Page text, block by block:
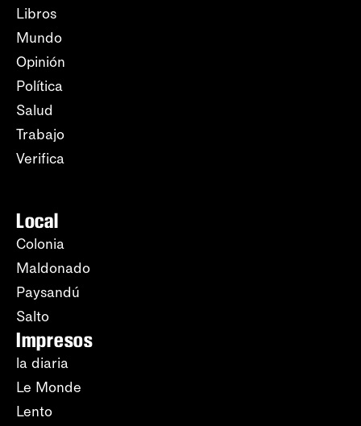
Libros
Mundo
Opinión
Política
Salud
Trabajo
Verifica
Local
Colonia
Maldonado
Paysandú
Salto
Impresos
la diaria
Le Monde
Lento